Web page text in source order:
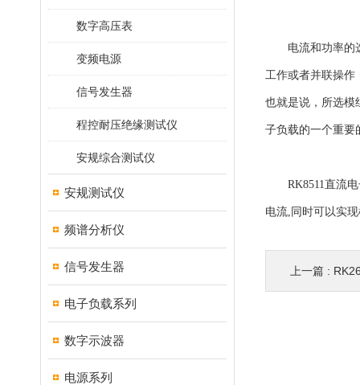
数字高压表
变频电源
信号发生器
程控耐压绝缘测试仪
安规综合测试仪
安规测试仪
频谱分析仪
信号发生器
电子负载系列
数字示波器
电源系列
电流和功率的选
工作或者并联操作
也就是说，所选模
子负载的一个重要
RK8511直流电
电流,同时可以实
上一篇 :